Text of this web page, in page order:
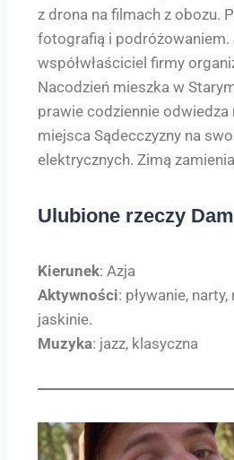
z drona na filmach z obozu.
fotografią i
współwłaściciel firmy
Nacodzień mieszka w
prawie codziennie odwiedza
miejsca Sądecczyzny na
elektrycznych. Zimą
Ulubione rzeczy
Kierunek: Azja
Aktywności: pływanie,
jaskinie.
Muzyka: jazz, klasyczna